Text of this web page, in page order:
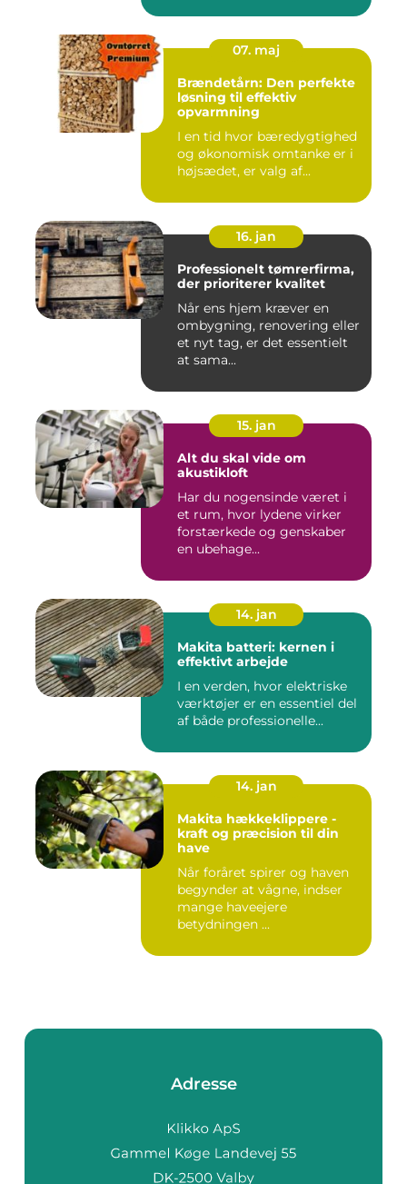
07. maj
Brændetårn: Den perfekte
løsning til effektiv
opvarmning
I en tid hvor bæredygtighed
og økonomisk omtanke er i
højsædet, er valg af...
16. jan
Professionelt tømrerfirma,
der prioriterer kvalitet
Når ens hjem kræver en
ombygning, renovering eller
et nyt tag, er det essentielt
at sama...
15. jan
Alt du skal vide om
akustikloft
Har du nogensinde været i
et rum, hvor lydene virker
forstærkede og genskaber
en ubehage...
14. jan
Makita batteri: kernen i
effektivt arbejde
I en verden, hvor elektriske
værktøjer er en essentiel del
af både professionelle...
14. jan
Makita hækkeklippere -
kraft og præcision til din
have
Når foråret spirer og haven
begynder at vågne, indser
mange haveejere
betydningen ...
Adresse